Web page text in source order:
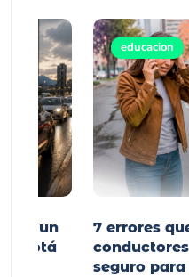
un
educacion
7 errores
seguro